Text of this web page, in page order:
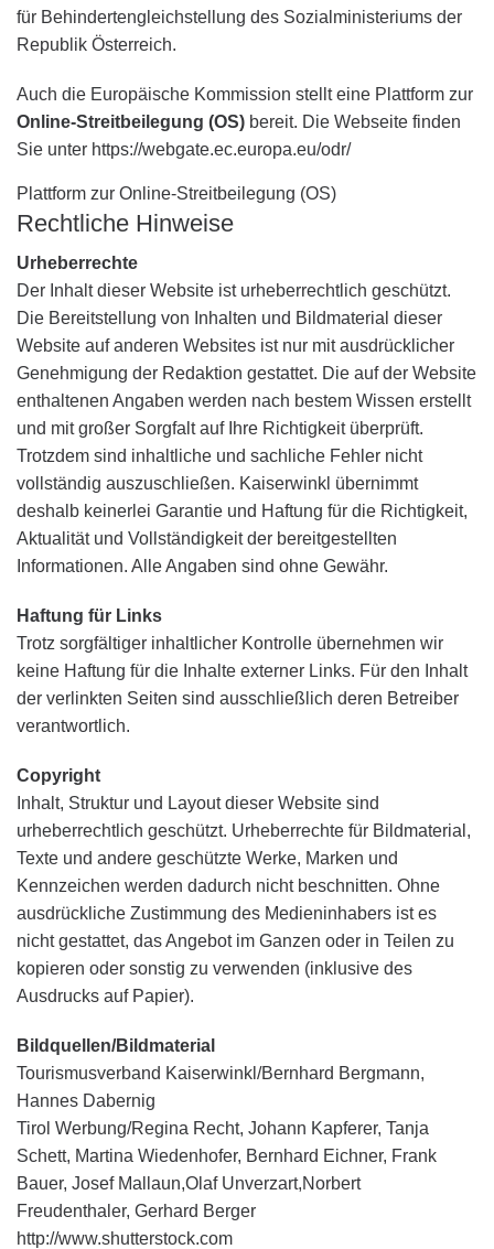
für Behindertengleichstellung des Sozialministeriums der
Republik Österreich.
Auch die Europäische Kommission stellt eine Plattform zur
Online-Streitbeilegung (OS) bereit. Die Webseite finden
Sie unter https://webgate.ec.europa.eu/odr/
Plattform zur Online-Streitbeilegung (OS)
Rechtliche Hinweise
Urheberrechte
Der Inhalt dieser Website ist urheberrechtlich geschützt.
Die Bereitstellung von Inhalten und Bildmaterial dieser
Website auf anderen Websites ist nur mit ausdrücklicher
Genehmigung der Redaktion gestattet. Die auf der Website
enthaltenen Angaben werden nach bestem Wissen erstellt
und mit großer Sorgfalt auf Ihre Richtigkeit überprüft.
Trotzdem sind inhaltliche und sachliche Fehler nicht
vollständig auszuschließen. Kaiserwinkl übernimmt
deshalb keinerlei Garantie und Haftung für die Richtigkeit,
Aktualität und Vollständigkeit der bereitgestellten
Informationen. Alle Angaben sind ohne Gewähr.
Haftung für Links
Trotz sorgfältiger inhaltlicher Kontrolle übernehmen wir
keine Haftung für die Inhalte externer Links. Für den Inhalt
der verlinkten Seiten sind ausschließlich deren Betreiber
verantwortlich.
Copyright
Inhalt, Struktur und Layout dieser Website sind
urheberrechtlich geschützt. Urheberrechte für Bildmaterial,
Texte und andere geschützte Werke, Marken und
Kennzeichen werden dadurch nicht beschnitten. Ohne
ausdrückliche Zustimmung des Medieninhabers ist es
nicht gestattet, das Angebot im Ganzen oder in Teilen zu
kopieren oder sonstig zu verwenden (inklusive des
Ausdrucks auf Papier).
Bildquellen/Bildmaterial
Tourismusverband Kaiserwinkl/Bernhard Bergmann,
Hannes Dabernig
Tirol Werbung/Regina Recht, Johann Kapferer, Tanja
Schett, Martina Wiedenhofer, Bernhard Eichner, Frank
Bauer, Josef Mallaun,Olaf Unverzart,Norbert
Freudenthaler, Gerhard Berger
http://www.shutterstock.com